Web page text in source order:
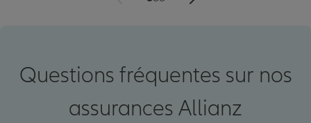
Questions fréquentes sur nos
assurances Allianz